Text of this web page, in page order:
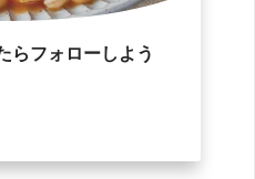
らフォローしよう